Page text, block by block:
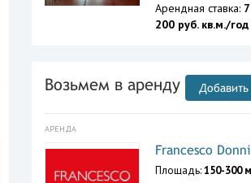
Арендная ставка: 7
200 руб. кв.м./год
Возьмем в аренду Добавить
АРЕНДА
Francesco Donni
Площадь:150-300